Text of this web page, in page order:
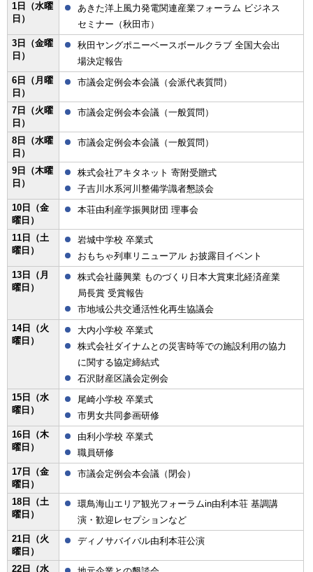
1日（水曜
日）
あきた洋上風力発電関連産業フォーラム ビジネス
セミナー（秋田市）
3日（金曜
日）
秋田ヤングポニーベースボールクラブ 全国大会出
場決定報告
6日（月曜
日）
市議会定例会本会議（会派代表質問）
7日（火曜
日）
市議会定例会本会議（一般質問）
8日（水曜
日）
市議会定例会本会議（一般質問）
9日（木曜
日）
株式会社アキタネット 寄附受贈式
子吉川水系河川整備学識者懇談会
10日（金
曜日）
本荘由利産学振興財団 理事会
11日（土
曜日）
岩城中学校 卒業式
おもちゃ列車リニューアル お披露目イベント
13日（月
曜日）
株式会社藤興業 ものづくり日本大賞東北経済産業
局長賞 受賞報告
市地域公共交通活性化再生協議会
14日（火
曜日）
大内小学校 卒業式
株式会社ダイナムとの災害時等での施設利用の協力
に関する協定締結式
石沢財産区議会定例会
15日（水
曜日）
尾崎小学校 卒業式
市男女共同参画研修
16日（木
曜日）
由利小学校 卒業式
職員研修
17日（金
曜日）
市議会定例会本会議（閉会）
18日（土
曜日）
環鳥海山エリア観光フォーラムin由利本荘 基調講
演・歓迎レセプションなど
21日（火
曜日）
ディノサバイバル由利本荘公演
22日（水